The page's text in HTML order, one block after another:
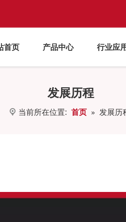
首页 产品中心 行业应
发展历程
当前所在位置: 首页 » 发展历